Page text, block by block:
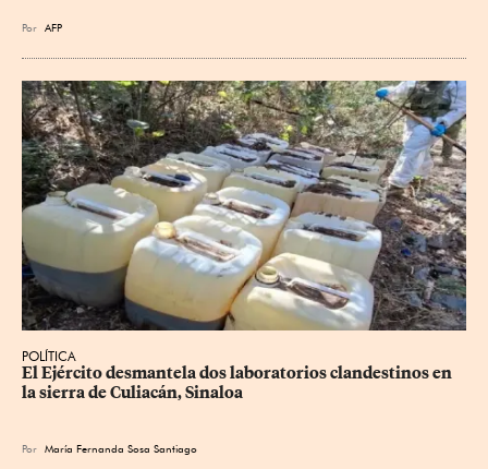
Por AFP
POLÍTICA
El Ejército desmantela dos laboratorios clandestinos en
la sierra de Culiacán, Sinaloa
Por María Fernanda Sosa Santiago